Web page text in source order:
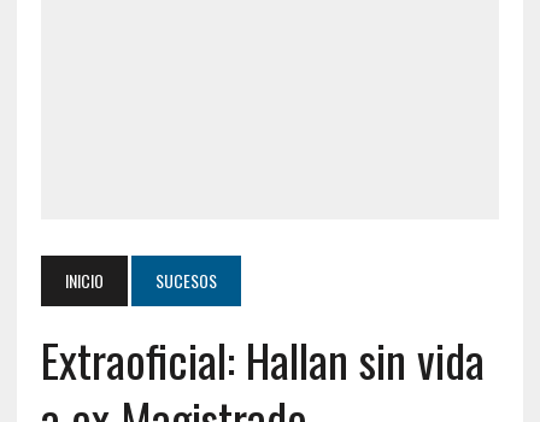
INICIO SUCESOS
Extraoficial: Hallan sin vida